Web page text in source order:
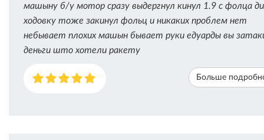
машыну б/у мотор сразу выдергнул кинул 1.9 с фолца
ходовку тоже закинул фольц и никаких проблем нет
небывает плохих машын бывает руки едуарды вы
деньги што хотели ракету
Больше